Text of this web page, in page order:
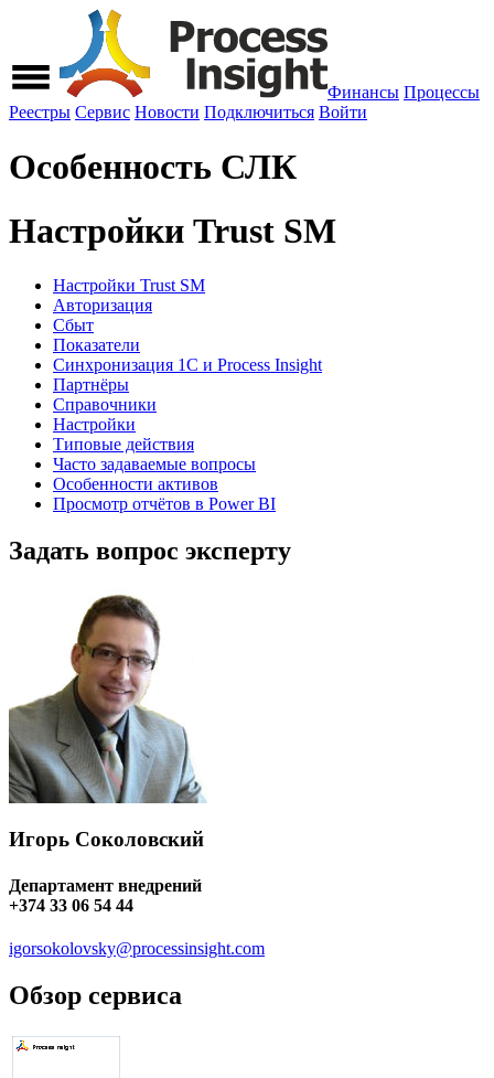
Финансы Процессы
Реестры Сервис Новости Подключиться Войти
Особенность СЛК
Настройки Trust SM
Настройки Trust SM
Авторизация
Сбыт
Показатели
Синхронизация 1С и Process Insight
Партнёры
Справочники
Настройки
Типовые действия
Часто задаваемые вопросы
Особенности активов
Просмотр отчётов в Power BI
Задать вопрос эксперту
Игорь Соколовский
Департамент внедрений
+374 33 06 54 44
igorsokolovsky@processinsight.com
Обзор сервиса